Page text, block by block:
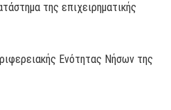
της επιχειρηματικής
Ενότητας Νήσων της